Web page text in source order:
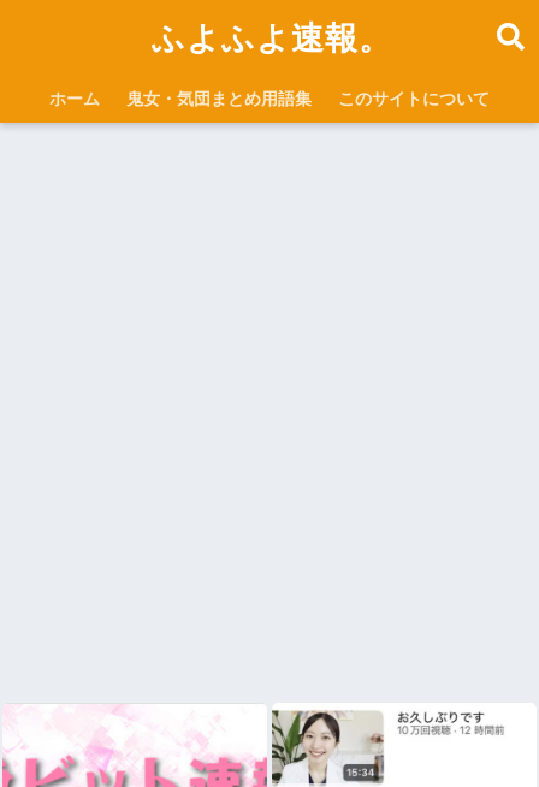
ふよふよ速報。
ホーム 鬼女・気団まとめ用語集 このサイトについて